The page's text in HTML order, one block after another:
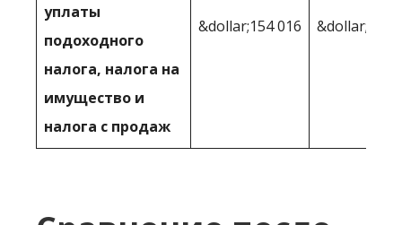
уплаты
подоходного
налога, налога на
имущество и
налога с продаж
&dollar;154 016 &dollar;146